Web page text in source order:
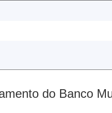
do Banco